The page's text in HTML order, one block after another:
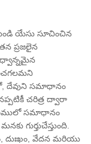
యేసు సూచించిన
ప్రజలైన
దేవుని సమాధానం
చరిత్ర ద్వారా
కాలములో సమాధానం
గుర్తుచేస్తుంది.
దుఃఖం, వేదన మరియు